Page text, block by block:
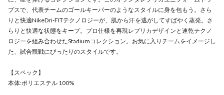
プスで、代表チームのゴールキーパーのようなスタイルに身を包もう。さら
りと快適NikeDri-FITテクノロジーが、肌から汗を逃がしてすばやく蒸発。さ
らりと快適な状態をキープ。プロ仕様を再現レプリカデザインと速乾テクノ
ロジーを組み合わせたStadiumコレクション。お気に入りチームをイメージし
た、試合観戦にぴったりのスタイルです。
【スペック】
本体:ポリエステル 100%